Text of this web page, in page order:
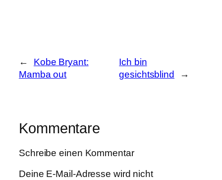
←
Kobe Bryant:
Mamba out
Ich bin
gesichtsblind
→
Kommentare
Schreibe einen Kommentar
Deine E-Mail-Adresse wird nicht